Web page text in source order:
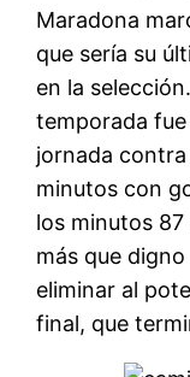
Maradona
que sería su
en la
temporada fue
jornada
minutos con
los minutos
más que
eliminar al
final, que